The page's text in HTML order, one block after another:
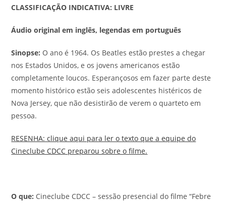
CLASSIFICAÇÃO INDICATIVA: LIVRE
Áudio original em inglês, legendas em português
Sinopse: O ano é 1964. Os Beatles estão prestes a chegar
nos Estados Unidos, e os jovens americanos estão
completamente loucos. Esperançosos em fazer parte deste
momento histórico estão seis adolescentes histéricos de
Nova Jersey, que não desistirão de verem o quarteto em
pessoa.
RESENHA: clique aqui para ler o texto que a equipe do
Cineclube CDCC preparou sobre o filme.
O que: Cineclube CDCC – sessão presencial do filme “Febre